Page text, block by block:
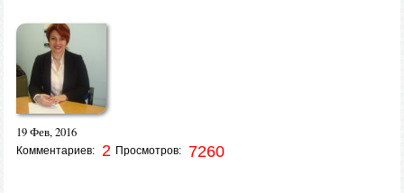
19 Фев, 2016
Комментариев: 2 Просмотров: 7260